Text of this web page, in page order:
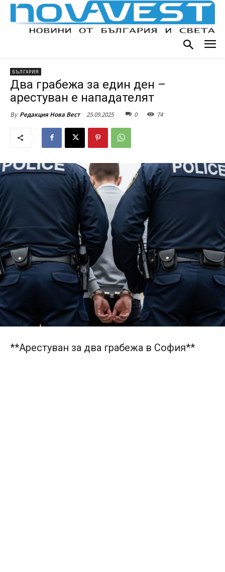
БЪЛГАРИЯ
Два грабежа за един ден –
арестуван е нападателят
By Редакция Нова Вест 25.09.2025 0 74
**Арестуван за два грабежа в София**